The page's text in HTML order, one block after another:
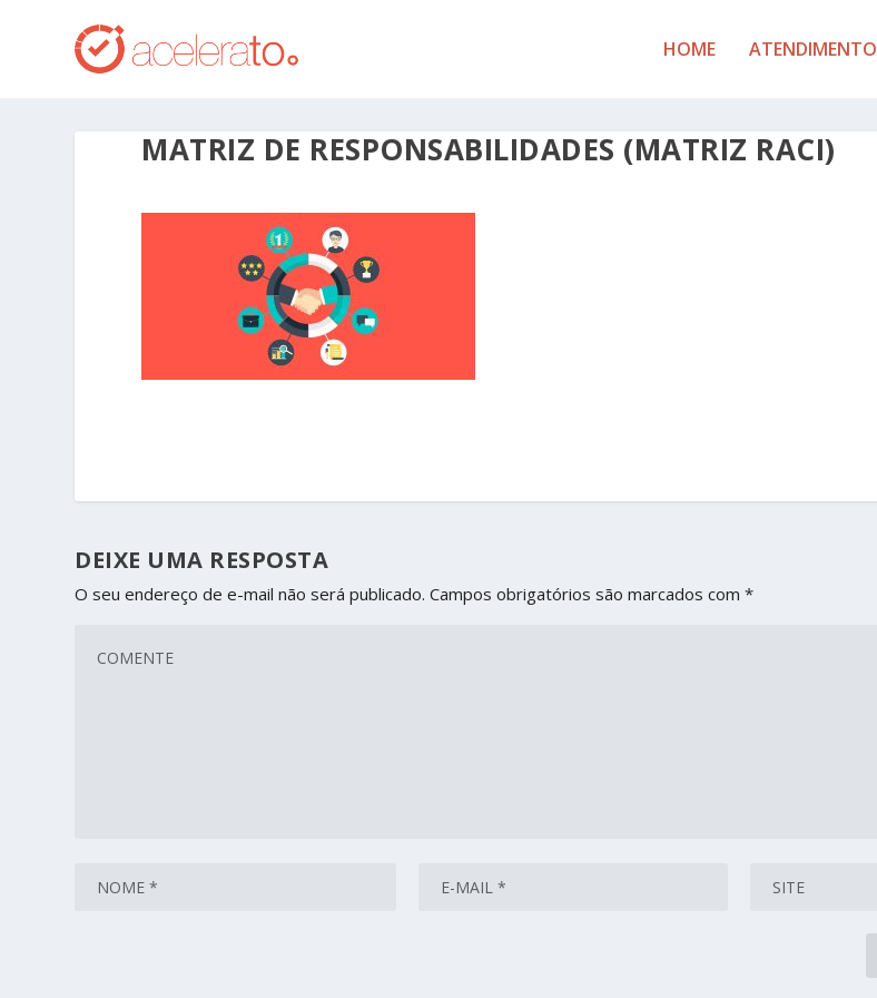
HOME ATENDIMENTO
MATRIZ DE RESPONSABILIDADES (MATRIZ RACI)
DEIXE UMA RESPOSTA
O seu endereço de e-mail não será publicado. Campos obrigatórios são marcados com*